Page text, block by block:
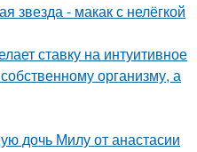
звезда - макак с нелёгкой
ставку на интуитивное
организму, а
дочь Милу от анастасии